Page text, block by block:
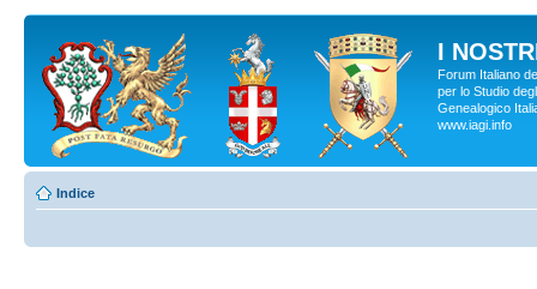
I
Forum Italiano
per lo Studio
Genealogico
www.iagi.info
Indice